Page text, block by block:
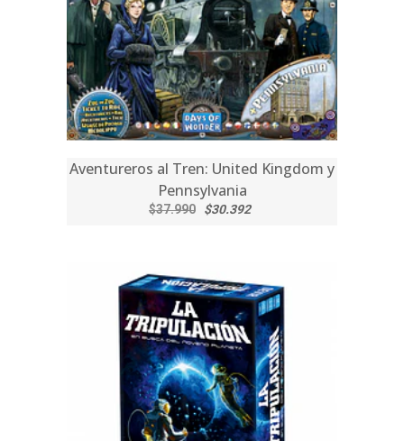
Aventureros al Tren: United Kingdom y
Pennsylvania
$37.990 $30.392